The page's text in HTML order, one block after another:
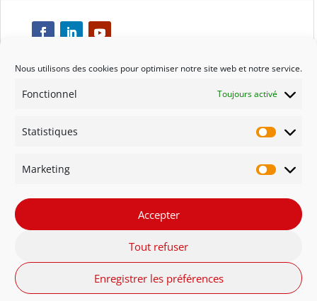
Nous utilisons des cookies pour optimiser notre site web et notre service.
Fonctionnel Toujours activé
Statistiques
Marketing
Accepter
Tout refuser
Enregistrer les préférences
Respect
Engagement
Qualité
FR - Belgique NL - België English